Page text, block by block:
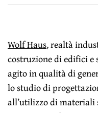
Wolf Haus, realtà
costruzione di edifici
agito in qualità di
lo studio di
all’utilizzo di materiali